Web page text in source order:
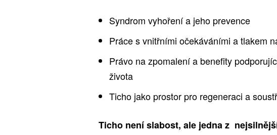
Syndrom vyhoření a jeho prevence
Práce s vnitřními očekáváními a tlakem
Právo na zpomalení a benefity
života
Ticho jako prostor pro regeneraci a
Ticho není slabost, ale jedna z